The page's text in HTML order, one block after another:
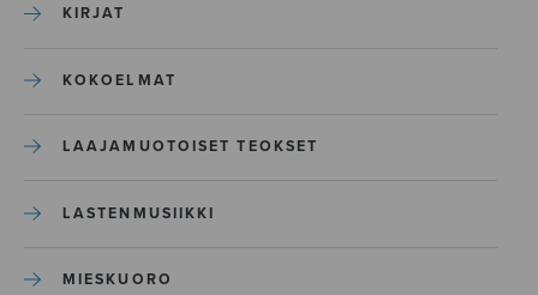
KIRJAT
KOKOELMAT
LAAJAMUOTOISET TEOKSET
LASTENMUSIIKKI
MIESKUORO